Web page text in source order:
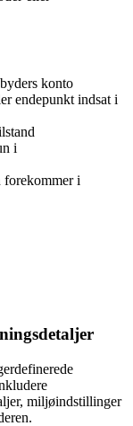
konto
endepunkt indsat i
i
forekommer i
miljøindstillinger